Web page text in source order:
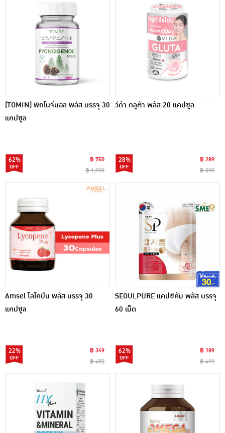
(TOMIN) พิกโนจีนอล พลัส บรรจุ 30
แคปซูล
62%
฿ 750
฿ 1,990
วีด้า กลูต้า พลัส 20 แคปซูล
28%
฿ 289
฿ 399
Amsel ไลโคปีน พลัส บรรจุ 30
แคปซูล
22%
฿ 349
฿ 450
SEOULPURE แคปซิคัม พลัส บรรจุ
60 เม็ด
62%
฿ 189
฿ 499